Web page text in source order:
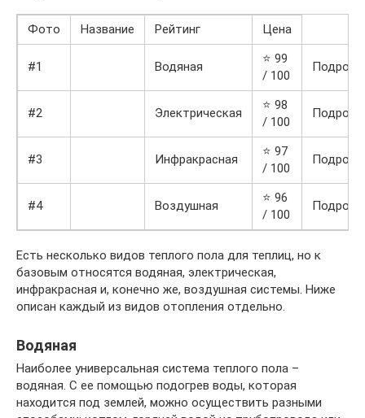
Фото Название Рейтинг Цена
#1 Водяная
⭐ 99
/ 100
#2 Электрическая
⭐ 98
/ 100
#3 Инфракрасная
⭐ 97
/ 100
#4 Воздушная
⭐ 96
/ 100
Есть несколько видов теплого пола для теплиц, но к
базовым относятся водяная, электрическая,
инфракрасная и, конечно же, воздушная системы. Ниже
описан каждый из видов отопления отдельно.
Водяная
Наиболее универсальная система теплого пола –
водяная. С ее помощью подогрев воды, которая
находится под землей, можно осуществить разными